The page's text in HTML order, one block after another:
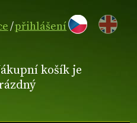
EN
košík je
/přihlášení